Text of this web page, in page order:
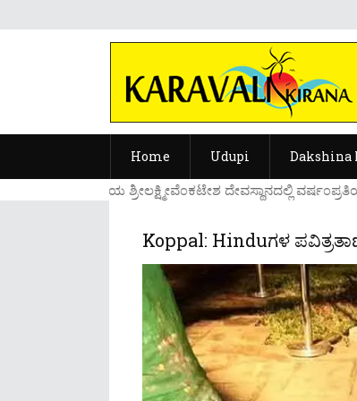
Home Udupi Dakshina
....ಉಡುಪಿಯ ಶ್ರೀಲಕ್ಷ್ಮೀವೆ೦ಕಟೇಶ ದೇವಸ್ಥಾನದಲ್ಲಿ
Koppal: Hinduಗಳ